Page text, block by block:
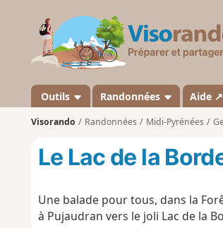
Outils Randonnées Aide ↗
Visorando Randonnées Midi-Pyrénées
Le Lac de la
Une balade pour tous, dans la
à Pujaudran vers le joli Lac de la